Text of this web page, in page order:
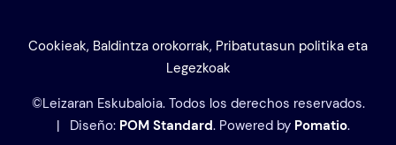
Cookieak, Baldintza orokorrak, Pribatutasun politika eta
Legezkoak
©Leizaran Eskubaloia. Todos los derechos reservados.
| Diseño: POM Standard. Powered by Pomatio.